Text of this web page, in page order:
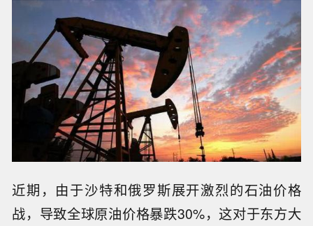
近期，由于沙特和俄罗斯展开激烈的石油价格
战，导致全球原油价格暴跌30%，这对于东方大